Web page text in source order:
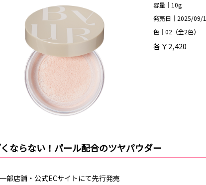
容量｜10g
発売日｜2025/09/
色｜02（全2色）
各￥2,420
ならない！パール配合のツヤパウダー
部店舗・公式ECサイトにて先行発売